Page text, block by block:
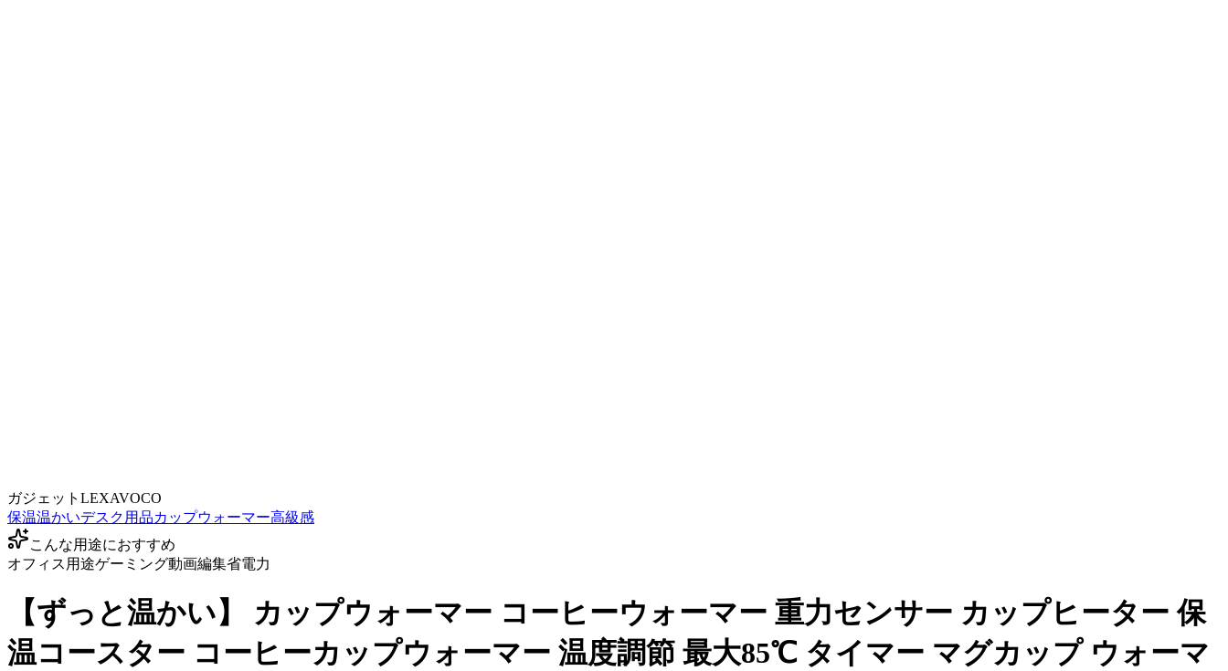
ガジェット LEXAVOCO
保温温かいデスク用品カップウォーマー高級感
こんな用途におすすめ
オフィス用途ゲーミング動画編集省電力
【ずっと温かい】 カップウォーマー コーヒーウォーマー 重力センサー カップヒーター 保
温コースター コーヒーカップウォーマー 温度調節 最大85℃ タイマー マグカップ ウォーマ